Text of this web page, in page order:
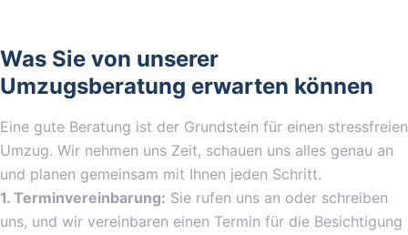
Was Sie von unserer
Umzugsberatung erwarten können
Eine gute Beratung ist der Grundstein für einen stressfreien
Umzug. Wir nehmen uns Zeit, schauen uns alles genau an
und planen gemeinsam mit Ihnen jeden Schritt.
1. Terminvereinbarung: Sie rufen uns an oder schreiben
uns, und wir vereinbaren einen Termin für die Besichtigung